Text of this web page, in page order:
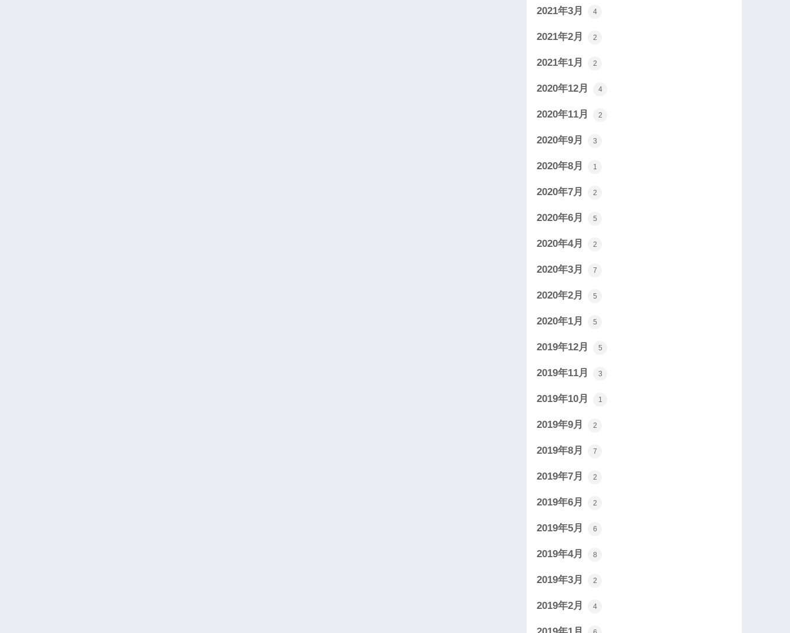
2021年3月 4
2021年2月 2
2021年1月 2
2020年12月 4
2020年11月 2
2020年9月 3
2020年8月 1
2020年7月 2
2020年6月 5
2020年4月 2
2020年3月 7
2020年2月 5
2020年1月 5
2019年12月 5
2019年11月 3
2019年10月 1
2019年9月 2
2019年8月 7
2019年7月 2
2019年6月 2
2019年5月 6
2019年4月 8
2019年3月 2
2019年2月 4